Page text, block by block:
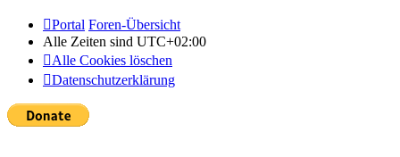
Portal Foren-Übersicht
Alle Zeiten sind UTC+02:00
Alle Cookies löschen
Datenschutzerklärung